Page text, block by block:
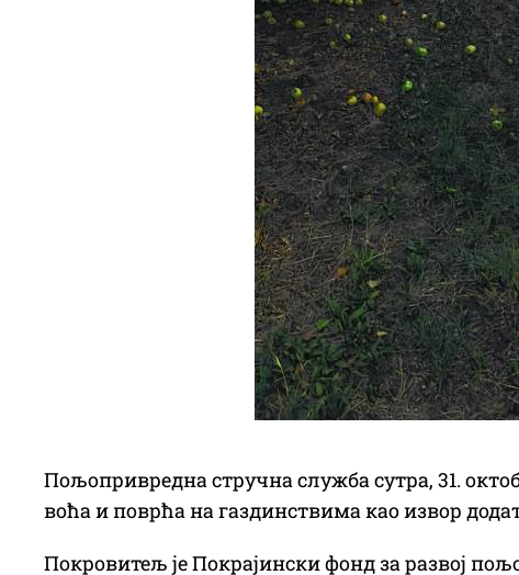
Пољопривредна стручна служба сутра, 31.
воћа и поврћа на газдинствима као извор
Покровитељ је Покрајински фонд за развој